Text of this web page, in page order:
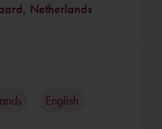
Netherlands
English